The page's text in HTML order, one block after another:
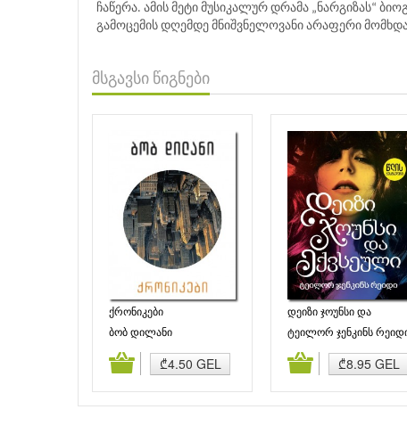
ჩაწერა. ამის მეტი მუსიკალურ დრამა „ნარგიზას“
გამოცემის დღემდე მნიშვნელოვანი არაფერი
მსგავსი წიგნები
ქრონიკები
ბობ დილანი
₾4.50 GEL
დეიზი ჯოუნსი და
ექვსეული
ტეილორ ჯენკინს
₾8.95 GEL
კალათაში დამატება კალათაში დამატება